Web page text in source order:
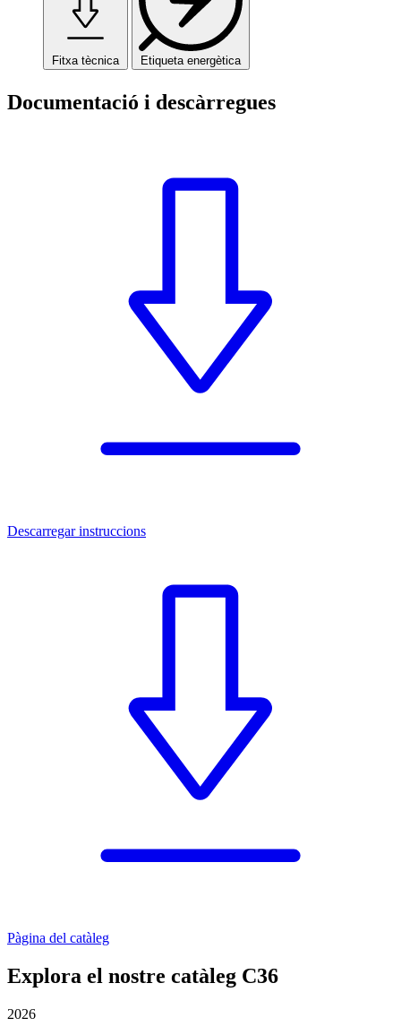
Fitxa tècnica Etiqueta energètica
Documentació i descàrregues
Descarregar instruccions
Pàgina del catàleg
Explora el nostre catàleg C36
2026